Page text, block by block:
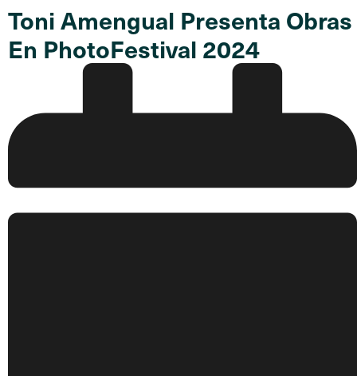
Toni Amengual Presenta Obras
En PhotoFestival 2024